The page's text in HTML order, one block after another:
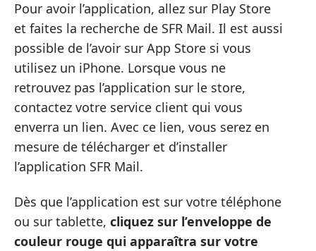
Pour avoir l’application, allez sur Play Store
et faites la recherche de SFR Mail. Il est aussi
possible de l’avoir sur App Store si vous
utilisez un iPhone. Lorsque vous ne
retrouvez pas l’application sur le store,
contactez votre service client qui vous
enverra un lien. Avec ce lien, vous serez en
mesure de télécharger et d’installer
l’application SFR Mail.
Dès que l’application est sur votre téléphone
ou sur tablette, cliquez sur l’enveloppe de
couleur rouge qui apparaîtra sur votre